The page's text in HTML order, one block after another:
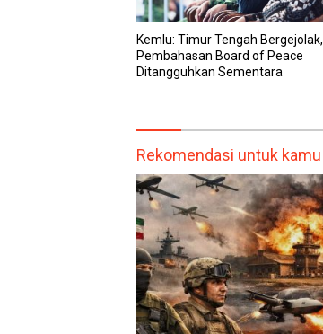
Kemlu: Timur Tengah Bergejolak,
Pembahasan Board of Peace
Ditangguhkan Sementara
Rekomendasi untuk kamu